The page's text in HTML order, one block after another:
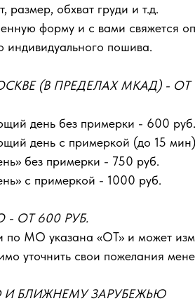
размер, обхват груди и т.д.
форму и с вами свяжется
индивидуального пошива.
(В ПРЕДЕЛАХ МКАД) - ОТ
день без примерки - 600 руб.
день с примеркой (до 15
без примерки - 750 руб.
с примеркой - 1000 руб.
ОТ 600 РУБ.
по МО указана «ОТ»‎ и может
уточнить свои пожелания
И БЛИЖНЕМУ ЗАРУБЕЖЬЮ